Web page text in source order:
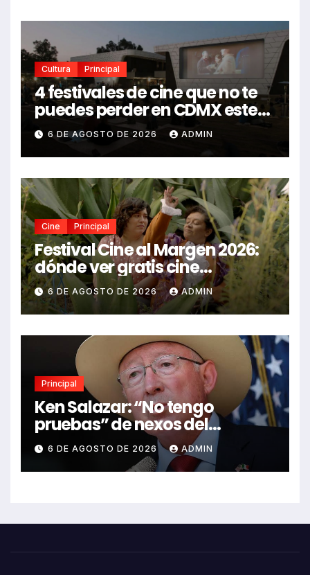
Cultura Principal
4 festivales de cine que no te
puedes perder en CDMX este
2026
6 DE AGOSTO DE 2026 ADMIN
Cine Principal
Festival Cine al Margen 2026:
dónde ver gratis cine
mexicano independiente en
CDMX y en línea
6 DE AGOSTO DE 2026 ADMIN
Principal
Ken Salazar: “No tengo
pruebas” de nexos del
Gobierno de México con el
narco
6 DE AGOSTO DE 2026 ADMIN